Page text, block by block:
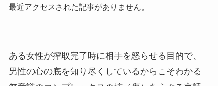
最近アクセスされた記事がありません。
ある女性が搾取完了時に相手を怒らせる目的で、
男性の心の底を知り尽くしているからこそわかる